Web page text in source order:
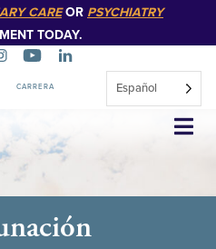
CAREOR PSYCHIATRY
TODAY.
CARRERA Español